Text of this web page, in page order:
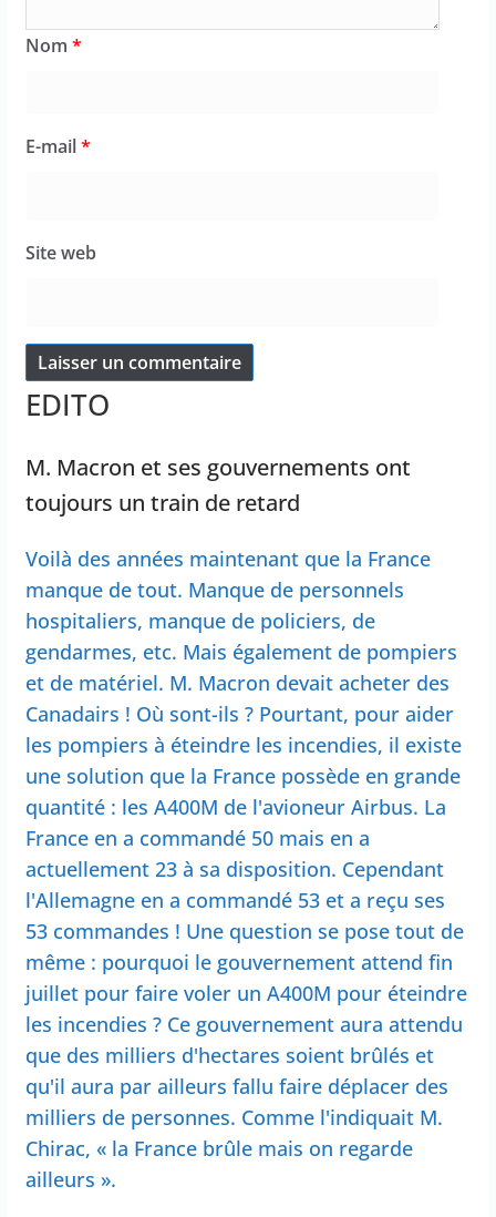
Nom *
E-mail*
Site web
EDITO
M. Macron et ses gouvernements ont
toujours un train de retard
Voilà des années maintenant que la France
manque de tout. Manque de personnels
hospitaliers, manque de policiers, de
gendarmes, etc. Mais également de pompiers
et de matériel. M. Macron devait acheter des
Canadairs ! Où sont-ils ? Pourtant, pour aider
les pompiers à éteindre les incendies, il existe
une solution que la France possède en grande
quantité : les A400M de l'avioneur Airbus. La
France en a commandé 50 mais en a
actuellement 23 à sa disposition. Cependant
l'Allemagne en a commandé 53 et a reçu ses
53 commandes ! Une question se pose tout de
même : pourquoi le gouvernement attend fin
juillet pour faire voler un A400M pour éteindre
les incendies ? Ce gouvernement aura attendu
que des milliers d'hectares soient brûlés et
qu'il aura par ailleurs fallu faire déplacer des
milliers de personnes. Comme l'indiquait M.
Chirac, « la France brûle mais on regarde
ailleurs ».